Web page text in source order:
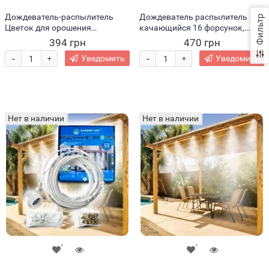
Фильтр
Дождеватель-распылитель
Цветок для орошения
територии и увлажнения
воздуха (2020)
394 грн
+
- Уведомить
Дождеватель распылитель
качающийся 16 форсунок,
рычаг из алюминия (2020)
470 грн
+
- Уведомить
Нет в наличии Нет в наличии